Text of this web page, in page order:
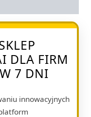
DLA FIRM
7 DNI
innowacyjnych